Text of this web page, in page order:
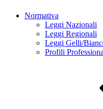
Normativa
Leggi Nazionali
Leggi Regionali
Leggi Gelli/
Profili